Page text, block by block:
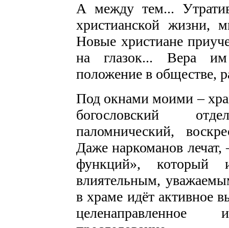
А между тем...
христианской жизни,
Новые христиане
на глазок... Вера им
положение в обществе,
Под окнами моими –
богословский
паломнический,
Даже наркоманов
функций», который
влиятельным,
в храме идёт активное